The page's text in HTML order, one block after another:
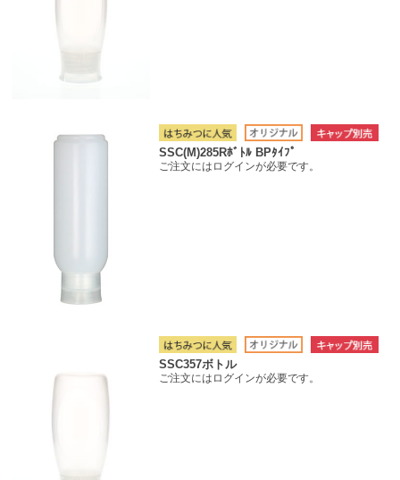
SSC(M)285Rﾎﾞﾄﾙ BPﾀｲﾌﾟ
ご注文にはログインが必要です。
SSC357ボトル
ご注文にはログインが必要です。